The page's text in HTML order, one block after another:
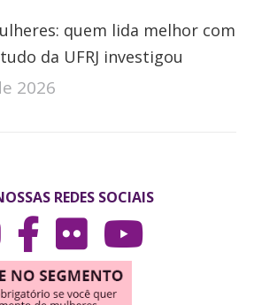
quem lida melhor com
da UFRJ investigou
2026
REDES SOCIAIS